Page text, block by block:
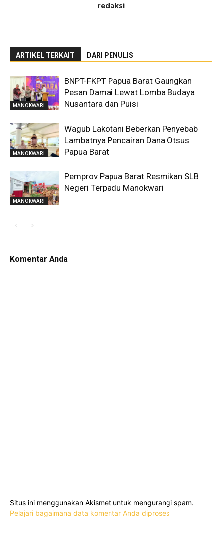
redaksi
ARTIKEL TERKAIT DARI PENULIS
MANOKWARI
BNPT-FKPT Papua Barat Gaungkan
Pesan Damai Lewat Lomba Budaya
Nusantara dan Puisi
MANOKWARI
Wagub Lakotani Beberkan Penyebab
Lambatnya Pencairan Dana Otsus
Papua Barat
MANOKWARI
Pemprov Papua Barat Resmikan SLB
Negeri Terpadu Manokwari
Komentar Anda
Situs ini menggunakan Akismet untuk mengurangi spam.
Pelajari bagaimana data komentar Anda diproses